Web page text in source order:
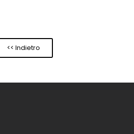
<< Indietro